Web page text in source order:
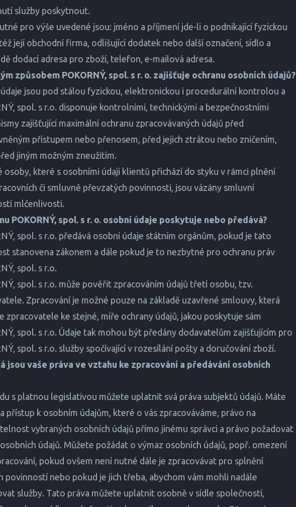
služby poskytnout.
pro výše uvedené jsou: jméno a příjmení jde-li o podnikající fyzickou
její obchodní firma, odlišující dodatek nebo další označení, sídlo a
dodací adresa pro zboží, telefon, e-mailová adresa.
způsobem POKORNÝ, spol. s r. o. zajišťuje ochranu osobních údajů?
jsou pod stálou fyzickou, elektronickou i procedurální kontrolou a
spol. s r.o. disponuje kontrolními, technickými a bezpečnostními
zajišťující maximální ochranu zpracovávaných údajů před
přístupem nebo přenosem, před jejich ztrátou nebo zničením,
jiným možným zneužitím.
osoby, které s osobními údaji klientů přichází do styku v rámci plnění
či smluvně převzatých povinnosti, jsou vázány smluvní
mlčenlivosti.
POKORNÝ, spol. s r. o. osobní údaje poskytuje nebo předává?
spol. s r.o. předává osobní údaje státním orgánům, pokud je tato
stanovena zákonem a dále pokud je to nezbytné pro ochranu práv
spol. s r.o.
spol. s r.o. může pověřit zpracováním údajů třetí osobu, tzv.
Zpracování je možné pouze na základě uzavřené smlouvy, která
zpracovatele ke stejné, míře ochrany údajů, jakou poskytuje sám
spol. s r.o. Údaje tak mohou být předány dodavatelům zajišťujícím pro
spol. s r.o. služby spočívající v rozesílání pošty a doručování zboží.
jsou vaše práva ve vztahu ke zpracování a předávání osobních
s platnou legislativou můžete uplatnit svá práva subjektů údajů. Máte
přístup k osobním údajům, které o vás zpracováváme, právo na
vybraných osobních údajů přímo jinému správci a právo požadovat
údajů. Můžete požádat o výmaz osobních údajů, popř. omezení
pokud ovšem není nutné dále je zpracovávat pro splnění
povinností nebo pokud je jich třeba, abychom vám mohli nadále
služby. Tato práva můžete uplatnit osobně v sídle společnosti,